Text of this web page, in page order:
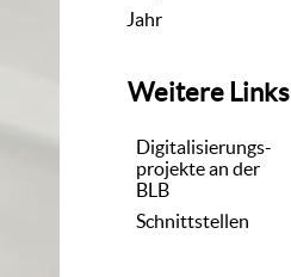
Jahr
Weitere Links
Digitalisierungs-
projekte an der
BLB
Schnittstellen